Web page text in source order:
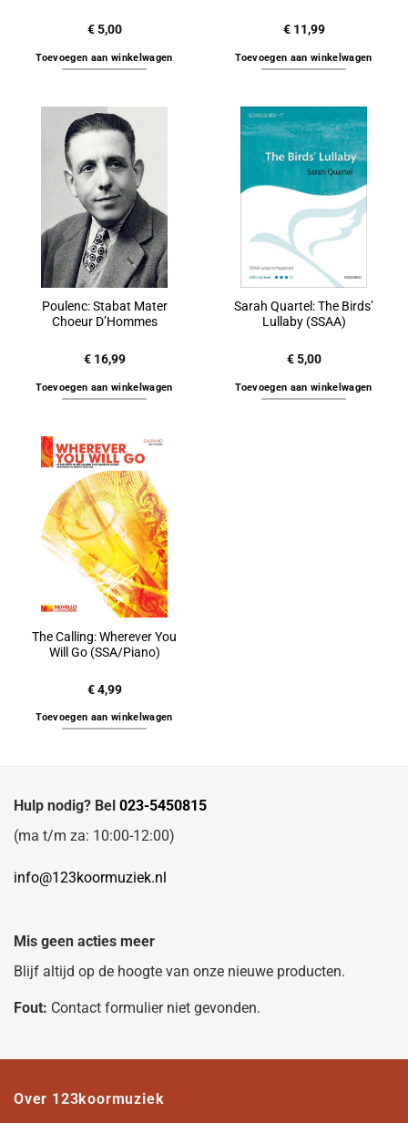
€5,00
Toevoegen aan winkelwagen
€11,99
Toevoegen aan winkelwagen
Poulenc: Stabat Mater
Choeur D’Hommes
€16,99
Toevoegen aan winkelwagen
Sarah Quartel: The Birds’
Lullaby (SSAA)
€5,00
Toevoegen aan winkelwagen
The Calling: Wherever You
Will Go (SSA/Piano)
€4,99
Toevoegen aan winkelwagen
Hulp nodig? Bel 023-5450815
(ma t/m za: 10:00-12:00)
info@123koormuziek.nl
Mis geen acties meer
Blijf altijd op de hoogte van onze nieuwe producten.
Fout: Contact formulier niet gevonden.
Over 123koormuziek